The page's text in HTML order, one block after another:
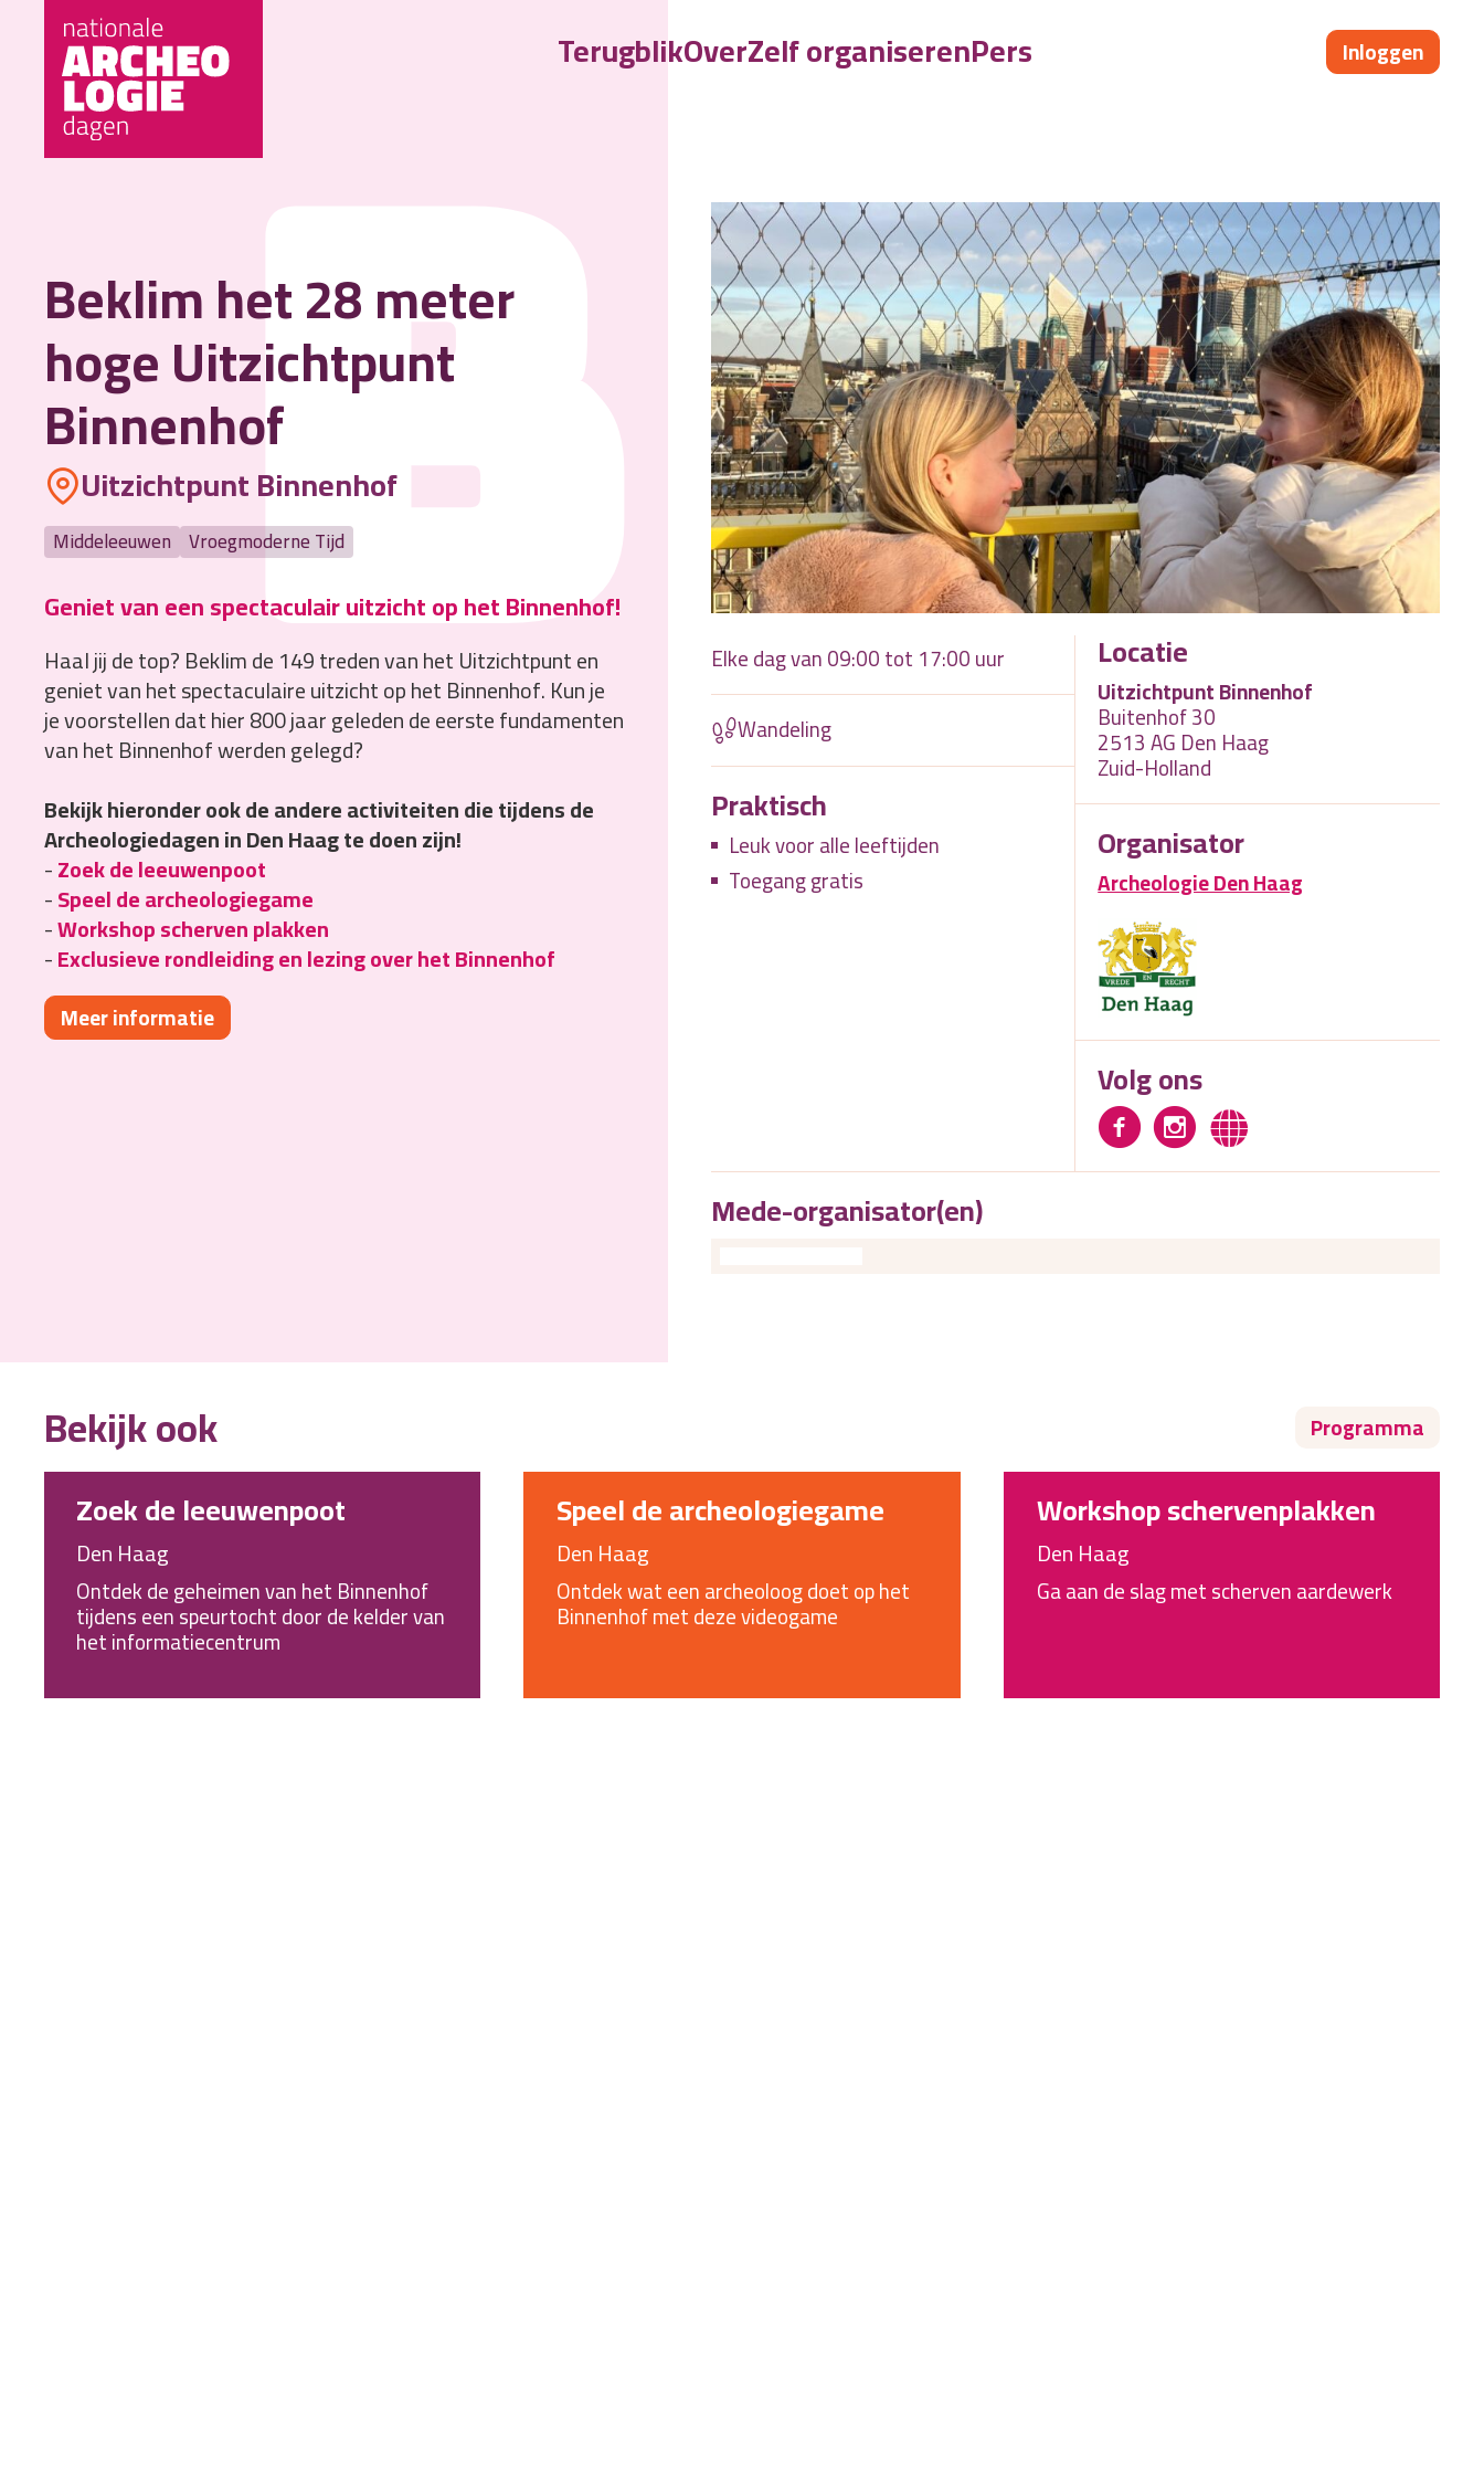
TerugblikOverZelf organiserenPers Inloggen
B
Beklim het 28 meter
hoge Uitzichtpunt
Binnenhof
Uitzichtpunt Binnenhof
Middeleeuwen Vroegmoderne Tijd
Geniet van een spectaculair uitzicht op het Binnenhof!
Haal jij de top? Beklim de 149 treden van het Uitzichtpunt en
geniet van het spectaculaire uitzicht op het Binnenhof. Kun je
je voorstellen dat hier 800 jaar geleden de eerste fundamenten
van het Binnenhof werden gelegd?
Bekijk hieronder ook de andere activiteiten die tijdens de
Archeologiedagen in Den Haag te doen zijn!
-Zoek de leeuwenpoot
-Speel de archeologiegame
-Workshop scherven plakken
-Exclusieve rondleiding en lezing over het Binnenhof
Meer informatie
Elke dag van 09:00 tot 17:00 uur
Wandeling
Praktisch
Leuk voor alle leeftijden
Toegang gratis
Locatie
Uitzichtpunt Binnenhof
Buitenhof 30
2513 AG Den Haag
Zuid-Holland
Organisator
Archeologie Den Haag
Volg ons
Mede-organisator(en)
Bekijk ook Programma
Zoek de leeuwenpoot
Den Haag
Ontdek de geheimen van het Binnenhof
tijdens een speurtocht door de kelder van
het informatiecentrum
Speel de archeologiegame
Den Haag
Ontdek wat een archeoloog doet op het
Binnenhof met deze videogame
Workshop schervenplakken
Den Haag
Ga aan de slag met scherven aardewerk